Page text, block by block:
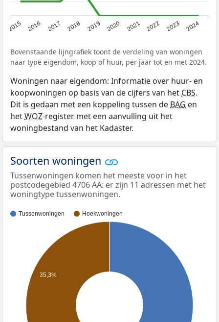
2015 2016 2017 2018 2019 2020 2021 2022 2023 2024
Bovenstaande lijngrafiek toont de verdeling van woningen
naar type eigendom, koop of huur, per jaar tot en met 2024.
Woningen naar eigendom: Informatie over huur- en
koopwoningen op basis van de cijfers van het CBS.
Dit is gedaan met een koppeling tussen de BAG en
hetWOZ-register met een aanvulling uit het
woningbestand van het Kadaster.
Soorten woningen
Tussenwoningen komen het meeste voor in het
postcodegebied 4706 AA: er zijn 11 adressen met het
woningtype tussenwoningen.
Tussenwoningen Hoekwoningen
35,3%